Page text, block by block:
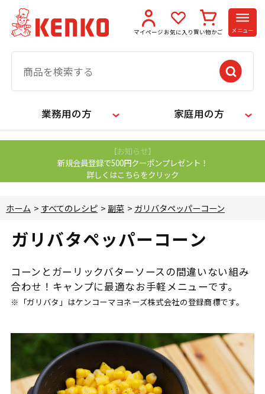
マイページ お気に入り 買い物かご メニュー
業務用の方 家庭用の方
【お知らせ】
新規会員登録で500円クーポンプレゼント！
詳しくはこちらをクリック
ホーム > すべてのレシピ > 副菜 > ガリバタペッパーコーン
ガリバタペッパーコーン
コーンとガーリックバターソースの間違いない組み
合わせ！キャンプに最適なお手軽メニューです。
※「ガリバタ」はケンコーマヨネーズ株式会社の登録商標です。